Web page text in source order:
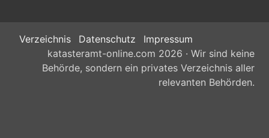
Verzeichnis Datenschutz
Impressum
katasteramt-online.com 2026 · Wir sind keine
Behörde, sondern ein privates Verzeichnis aller
relevanten Behörden.